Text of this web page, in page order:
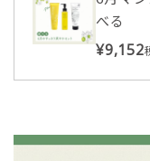
べる
¥9,152